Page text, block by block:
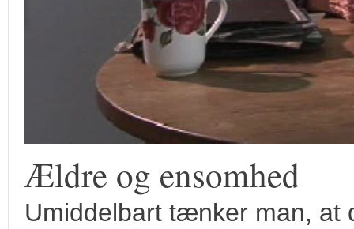
Ældre og ensomhed
Umiddelbart tænker man,